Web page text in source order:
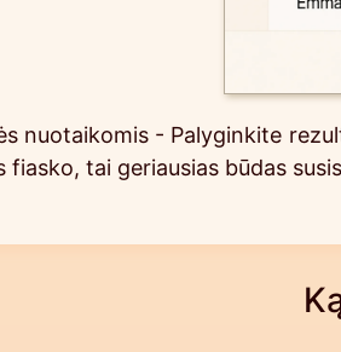
nuotaikomis - Palyginkite
fiasko, tai geriausias būdas